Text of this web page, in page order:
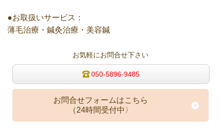
●お取扱いサービス：
薄毛治療・鍼灸治療・美容鍼
お気軽にお問合せ下さい
050-5896-9485
お問合せフォームはこちら
（24時間受付中〉